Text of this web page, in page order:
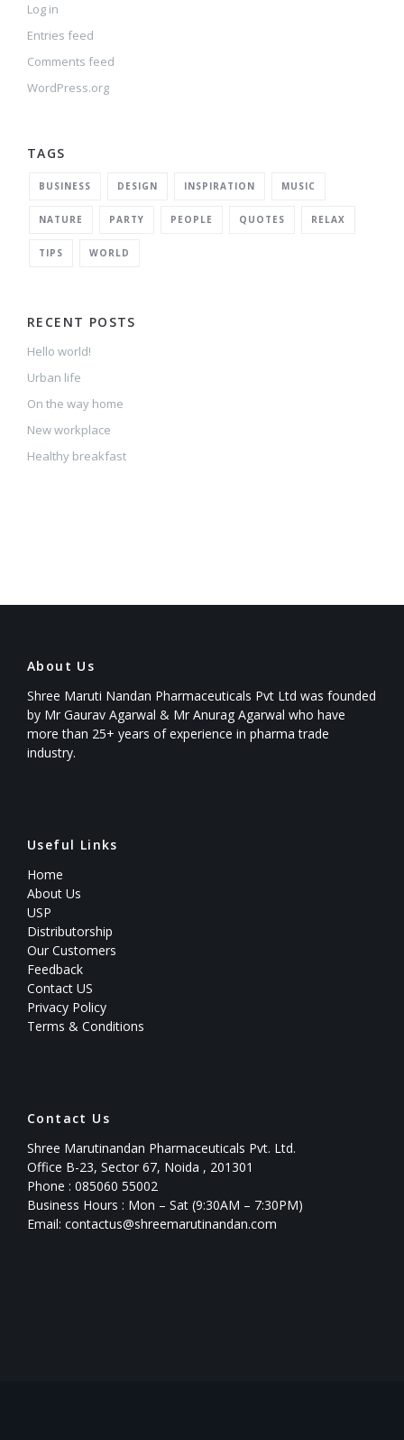
Log in
Entries feed
Comments feed
WordPress.org
TAGS
BUSINESS DESIGN INSPIRATION MUSIC
NATURE PARTY PEOPLE QUOTES RELAX
TIPS WORLD
RECENT POSTS
Hello world!
Urban life
On the way home
New workplace
Healthy breakfast
About Us
Shree Maruti Nandan Pharmaceuticals Pvt Ltd was founded
by Mr Gaurav Agarwal & Mr Anurag Agarwal who have
more than 25+ years of experience in pharma trade
industry.
Useful Links
Home
About Us
USP
Distributorship
Our Customers
Feedback
Contact US
Privacy Policy
Terms & Conditions
Contact Us
Shree Marutinandan Pharmaceuticals Pvt. Ltd.
Office B-23, Sector 67, Noida , 201301
Phone : 085060 55002
Business Hours : Mon – Sat (9:30AM – 7:30PM)
Email: contactus@shreemarutinandan.com